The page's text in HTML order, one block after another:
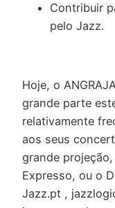
Contribuir
pelo Jazz.
Hoje, o
grande parte
relativamente
aos seus
grande
Expresso, ou o
Jazz.pt ,